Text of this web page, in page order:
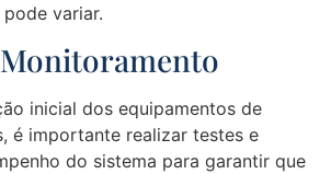
variar.
Monitoramento
inicial dos equipamentos de
é importante realizar testes e
do sistema para garantir que